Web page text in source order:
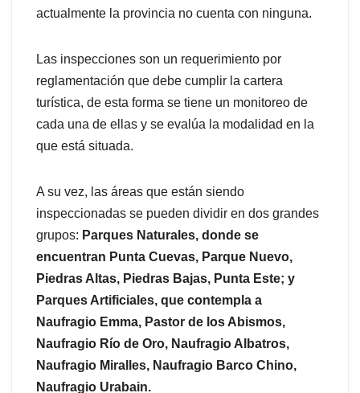
actualmente la provincia no cuenta con ninguna.
Las inspecciones son un requerimiento por
reglamentación que debe cumplir la cartera
turística, de esta forma se tiene un monitoreo de
cada una de ellas y se evalúa la modalidad en la
que está situada.
A su vez, las áreas que están siendo
inspeccionadas se pueden dividir en dos grandes
grupos: Parques Naturales, donde se
encuentran Punta Cuevas, Parque Nuevo,
Piedras Altas, Piedras Bajas, Punta Este; y
Parques Artificiales, que contempla a
Naufragio Emma, ​​Pastor de los Abismos,
Naufragio Río de Oro, Naufragio Albatros,
Naufragio Miralles, Naufragio Barco Chino,
Naufragio Urabain.